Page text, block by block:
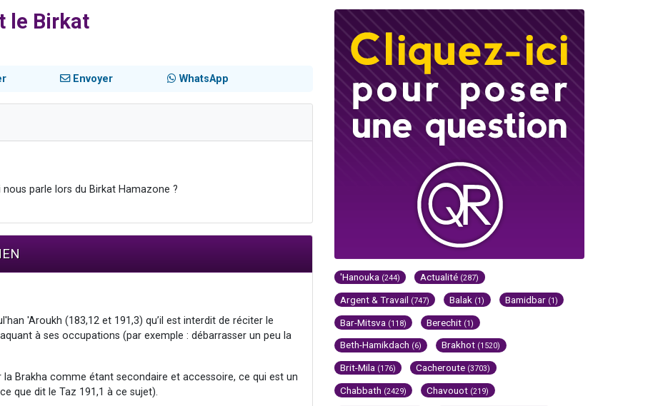
le Birkat
Envoyer WhatsApp
parle lors du Birkat Hamazone ?
'Aroukh (183,12 et 191,3) qu’il est interdit de réciter le
à ses occupations (par exemple : débarrasser un peu la
Brakha comme étant secondaire et accessoire, ce qui est un
que dit le Taz 191,1 à ce sujet).
'Hanouka (244) Actualité (287)
Argent & Travail (747) Balak (1) Bamidbar (1)
Bar-Mitsva (118) Berechit (1)
Beth-Hamikdach (6) Brakhot (1520)
Brit-Mila (176) Cacheroute (3703)
Chabbath (2429) Chavouot (219)